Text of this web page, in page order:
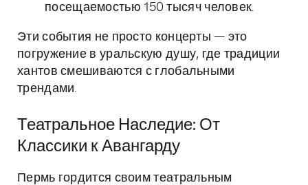
посещаемостью 150 тысяч человек.
Эти события не просто концерты — это
погружение в уральскую душу, где традиции
хантов смешиваются с глобальными
трендами.
Театральное Наследие: От
Классики к Авангарду
Пермь гордится своим театральным